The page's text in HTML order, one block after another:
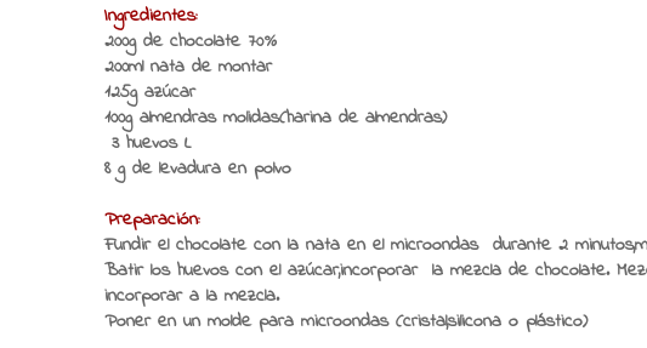
Ingredientes:
200g de chocolate 70%
200ml nata de montar
125g azúcar
100g almendras molidas(harina de almendras)
3 huevos L
8 g de levadura en polvo
Preparación:
Fundir el chocolate con la nata en el microondas durante 2
Batir los huevos con el azúcar,incorporar la mezcla de chocolate.
incorporar a la mezcla.
Poner en un molde para microondas (cristal,silicona o plástico)